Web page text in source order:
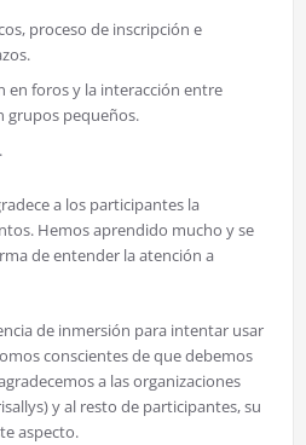
proceso de inscripción e
en foros y la interacción entre
grupos pequeños.
a los participantes la
Hemos aprendido mucho y se
de entender la atención a
de inmersión para intentar usar
conscientes de que debemos
a las organizaciones
y al resto de participantes, su
aspecto.